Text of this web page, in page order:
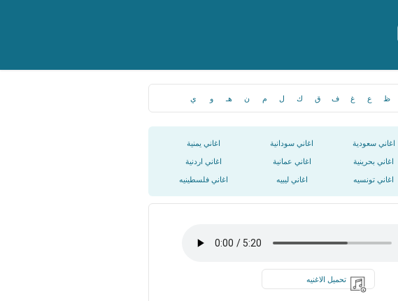
ظ ع غ ف ق ك ل م ن هـ و ي
اغاني سعودية اغاني سودانية اغاني يمنية
اغاني بحرينية اغاني عمانية اغاني اردنية
اغاني تونسيه اغاني ليبيه اغاني فلسطينيه
تحميل الاغنيه